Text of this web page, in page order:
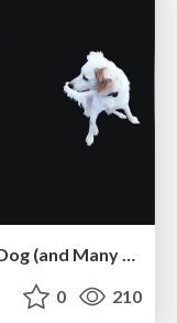
Pawsitive SEO: Lessons from My Dog (and Many Mistakes) on Thriving as a Consultant in the Age of AI
0 210